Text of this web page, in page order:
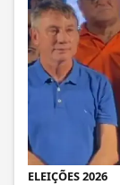
ELEIÇÕES 2026